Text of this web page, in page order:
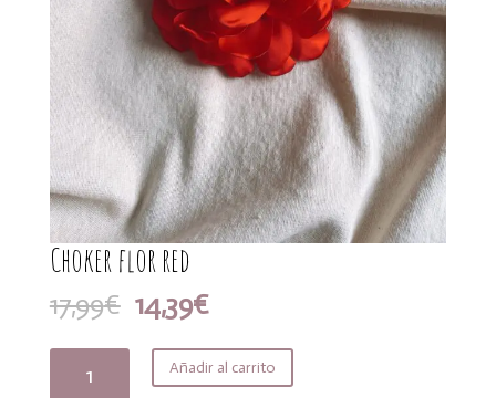
Choker flor red
17,99€ El
precio
original
era:
14,39€El
actual
es:
Añadir al carrito